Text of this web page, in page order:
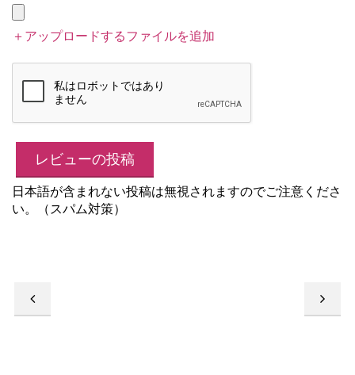
＋アップロードするファイルを追加
日本語が含まれない投稿は無視されますのでご注意くださ
い。（スパム対策）